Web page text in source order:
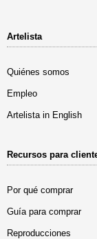
Artelista
Quiénes somos
Empleo
Artelista in English
Recursos para
Por qué comprar
Guía para comprar
Reproducciones